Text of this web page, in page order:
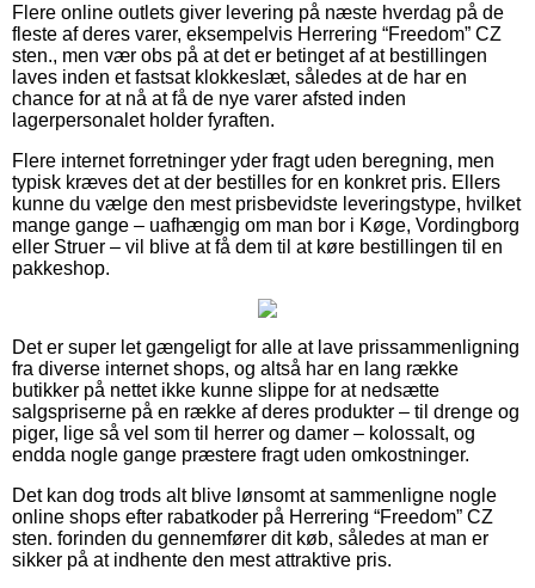
Flere online outlets giver levering på næste hverdag på de
fleste af deres varer, eksempelvis Herrering “Freedom” CZ
sten., men vær obs på at det er betinget af at bestillingen
laves inden et fastsat klokkeslæt, således at de har en
chance for at nå at få de nye varer afsted inden
lagerpersonalet holder fyraften.
Flere internet forretninger yder fragt uden beregning, men
typisk kræves det at der bestilles for en konkret pris. Ellers
kunne du vælge den mest prisbevidste leveringstype, hvilket
mange gange – uafhængig om man bor i Køge, Vordingborg
eller Struer – vil blive at få dem til at køre bestillingen til en
pakkeshop.
Det er super let gængeligt for alle at lave prissammenligning
fra diverse internet shops, og altså har en lang række
butikker på nettet ikke kunne slippe for at nedsætte
salgspriserne på en række af deres produkter – til drenge og
piger, lige så vel som til herrer og damer – kolossalt, og
endda nogle gange præstere fragt uden omkostninger.
Det kan dog trods alt blive lønsomt at sammenligne nogle
online shops efter rabatkoder på Herrering “Freedom” CZ
sten. forinden du gennemfører dit køb, således at man er
sikker på at indhente den mest attraktive pris.